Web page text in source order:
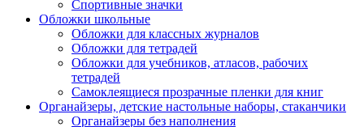
Спортивные значки
Обложки школьные
Обложки для классных журналов
Обложки для тетрадей
Обложки для учебников, атласов, рабочих
тетрадей
Самоклеящиеся прозрачные пленки для книг
Органайзеры, детские настольные наборы, стаканчики
Органайзеры без наполнения